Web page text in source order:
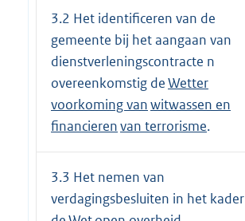
3.2 Het identificeren van de
gemeente bij het aangaan van
dienstverleningscontracte n
overeenkomstig deWetter
voorkoming vanwitwassen en
financierenvan terrorisme.
3.3 Het nemen van
verdagingsbesluiten in het